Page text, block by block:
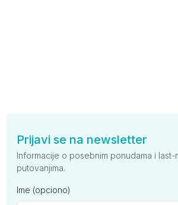
Prijavi se na newsletter
Informacije o posebnim ponudama i last-
putovanjima.
Ime (opciono)